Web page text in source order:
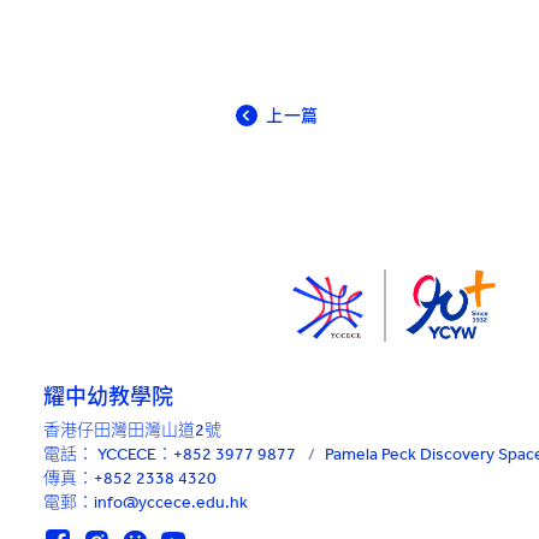
上一篇
耀中幼教學院
香港仔田灣田灣山道2號
電話： YCCECE：+852 3977 9877 / Pamela Peck Discovery
傳真：+852 2338 4320
電郵：info@yccece.edu.hk